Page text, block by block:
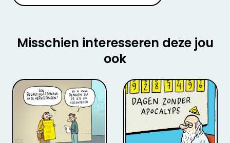
Misschien interesseren deze jou
ook